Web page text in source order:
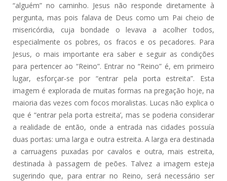
“alguém” no caminho. Jesus não responde diretamente à
pergunta, mas pois falava de Deus como um Pai cheio de
misericórdia, cuja bondade o levava a acolher todos,
especialmente os pobres, os fracos e os pecadores. Para
Jesus, o mais importante era saber e seguir as condições
para pertencer ao “Reino”. Entrar no “Reino” é, em primeiro
lugar, esforçar-se por “entrar pela porta estreita”. Esta
imagem é explorada de muitas formas na pregação hoje, na
maioria das vezes com focos moralistas. Lucas não explica o
que é “entrar pela porta estreita’, mas se poderia considerar
a realidade de então, onde a entrada nas cidades possuía
duas portas: uma larga e outra estreita. A larga era destinada
a carruagens puxadas por cavalos e outra, mais estreita,
destinada à passagem de peões. Talvez a imagem esteja
sugerindo que, para entrar no Reino, será necessário ser